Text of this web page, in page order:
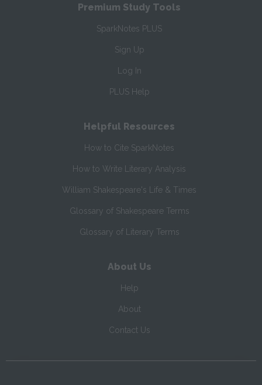
Premium Study Tools
SparkNotes PLUS
Sign Up
Log In
PLUS Help
Helpful Resources
How to Cite SparkNotes
How to Write Literary Analysis
William Shakespeare's Life & Times
Glossary of Shakespeare Terms
Glossary of Literary Terms
About Us
Help
About
Contact Us